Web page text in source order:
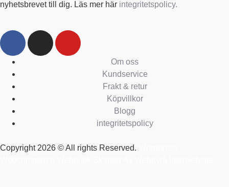
nyhetsbrevet till dig. Läs mer här integritetspolicy.
Om oss
Kundservice
Frakt & retur
Köpvillkor
Blogg
integritetspolicy
Copyright 2026 © All rights Reserved.